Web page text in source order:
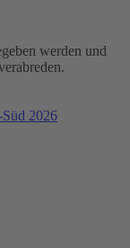
werden und
2026